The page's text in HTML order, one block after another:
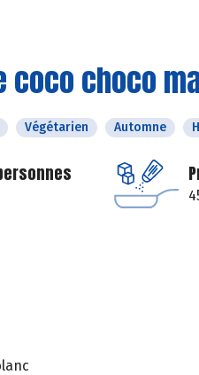
coco choco
Végétarien Automne